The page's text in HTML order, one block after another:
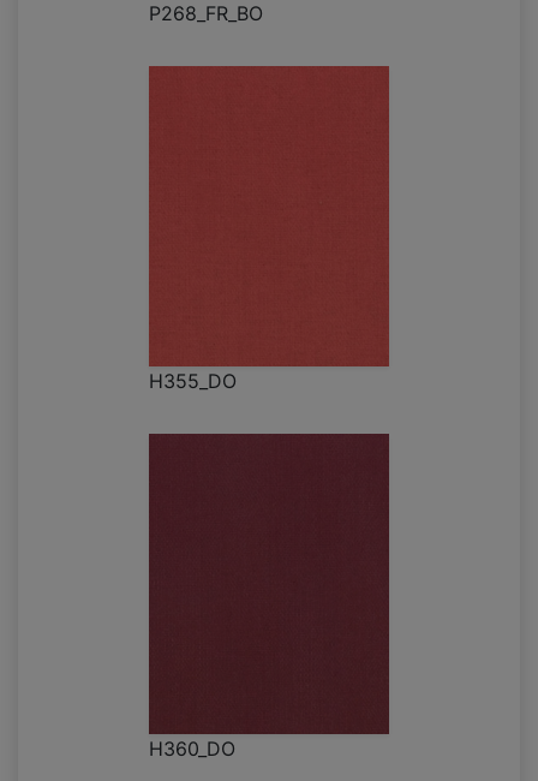
P268_FR_BO
H355_DO
H360_DO